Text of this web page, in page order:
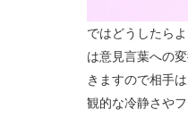
ではどうしたら
は意見言葉への
きますので相手
観的な冷静さや